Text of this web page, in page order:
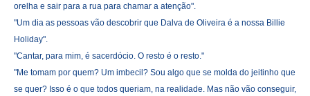
orelha e sair para a rua para chamar a atenção".
"Um dia as pessoas vão descobrir que Dalva de Oliveira é a nossa Billie
Holiday".
"Cantar, para mim, é sacerdócio. O resto é o resto."
"Me tomam por quem? Um imbecil? Sou algo que se molda do jeitinho que
se quer? Isso é o que todos queriam, na realidade. Mas não vão conseguir,